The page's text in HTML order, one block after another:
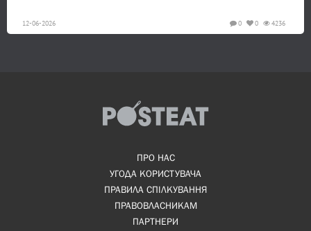
12-06-2026 4236
0
0
ПРО НАС
УГОДА КОРИСТУВАЧА
ПРАВИЛА СПІЛКУВАННЯ
ПРАВОВЛАСНИКАМ
ПАРТНЕРИ